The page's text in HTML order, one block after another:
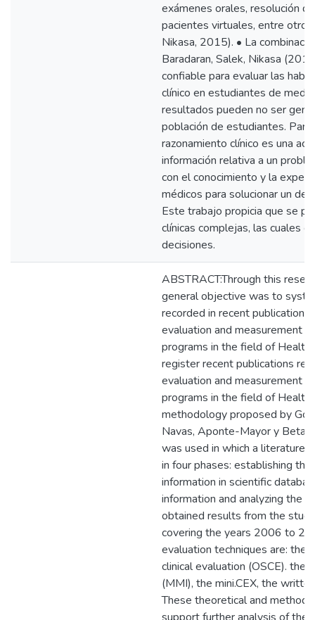
exámenes orales, resolución
pacientes virtuales, entre otros
Nikasa, 2015). • La
Baradaran, Salek, Nikasa
confiable para evaluar las
clínico en estudiantes de
resultados pueden no ser
población de estudiantes.
razonamiento clínico es una
información relativa a un
con el conocimiento y la
médicos para solucionar un
Este trabajo propicia que se
clínicas complejas, las cuales
decisiones.
ABSTRACT:Through this
general objective was to
recorded in recent
evaluation and measurement
programs in the field of
register recent publications
evaluation and measurement
programs in the field of
methodology proposed by
Navas, Aponte-Mayor y
was used in which a literature
in four phases: establishing
information in scientific
information and analyzing the
obtained results from the
covering the years 2006 to
evaluation techniques are: the
clinical evaluation (OSCE). the
(MMI), the mini.CEX, the
These theoretical and